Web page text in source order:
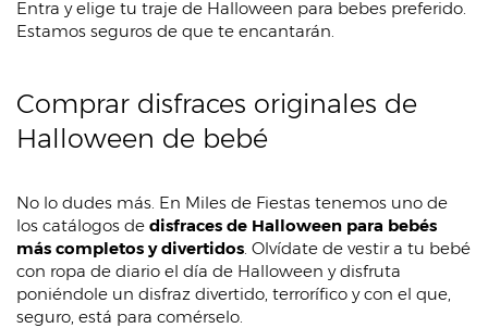
Entra y elige tu traje de Halloween para bebes preferido.
Estamos seguros de que te encantarán.
Comprar disfraces originales de
Halloween de bebé
No lo dudes más. En Miles de Fiestas tenemos uno de
los catálogos de disfraces de Halloween para bebés
más completos y divertidos. Olvídate de vestir a tu bebé
con ropa de diario el día de Halloween y disfruta
poniéndole un disfraz divertido, terrorífico y con el que,
seguro, está para comérselo.